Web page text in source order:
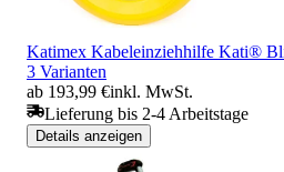
Katimex Kabeleinziehhilfe Kati®
3 Varianten
ab 193,99 €inkl. MwSt.
Lieferung bis 2-4 Arbeitstage
Details anzeigen